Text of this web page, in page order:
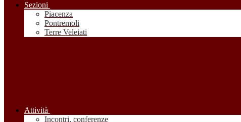
Sezioni
Piacenza
Pontremoli
Terre Veleiati
Attività
Incontri, conferenze